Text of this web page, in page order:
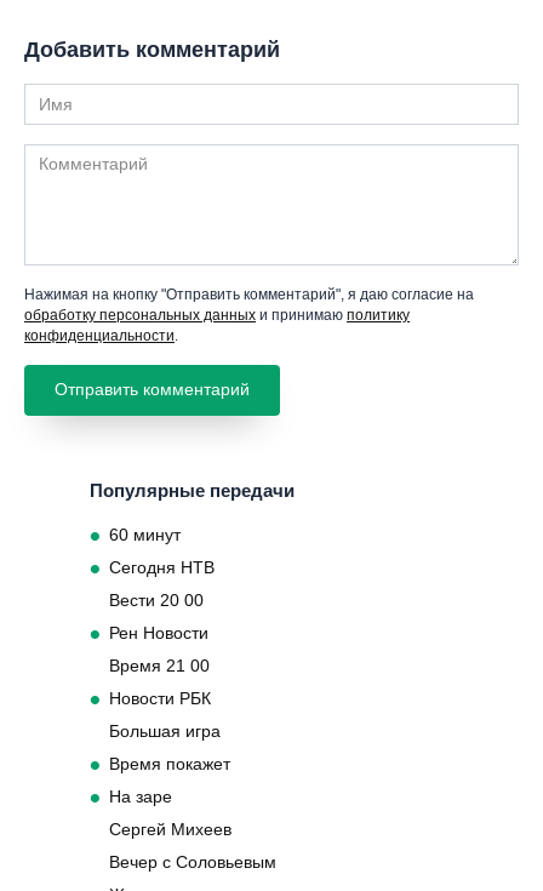
Добавить комментарий
Имя
Комментарий
Нажимая на кнопку "Отправить комментарий", я даю согласие на
обработку персональных данных и принимаю политику
конфиденциальности
Популярные передачи
60 минут
Сегодня НТВ
Вести 20 00
Рен Новости
Время 21 00
Новости РБК
Большая игра
Время покажет
На заре
Сергей Михеев
Вечер с Соловьевым